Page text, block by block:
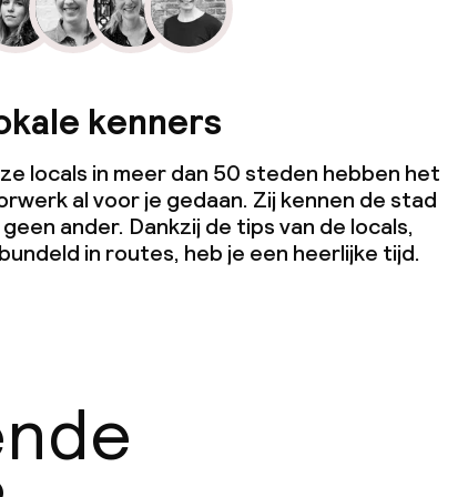
kenners
locals in meer dan 50 steden hebben het
al voor je gedaan. Zij kennen de stad
geen ander. Dankzij de tips van de locals,
in routes, heb je een heerlijke tijd.